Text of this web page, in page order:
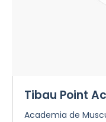
Tibau Point
Academia de